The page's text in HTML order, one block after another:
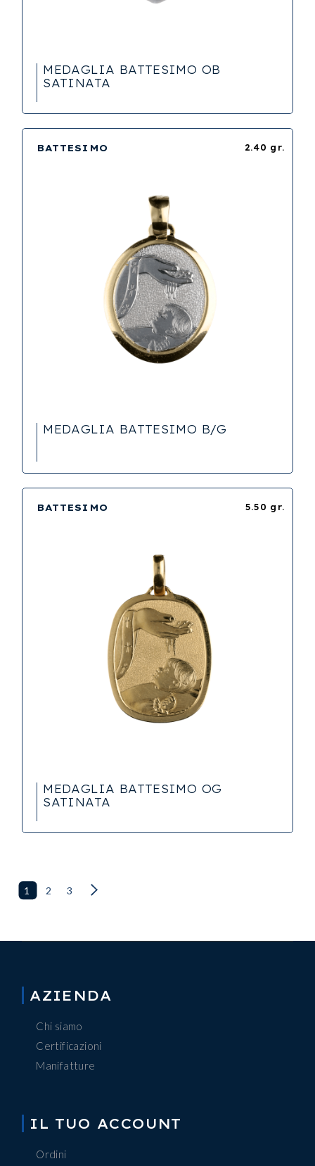
MEDAGLIA BATTESIMO OB
SATINATA
2.40 gr.
BATTESIMO
MEDAGLIA BATTESIMO B/G
5.50 gr.
BATTESIMO
MEDAGLIA BATTESIMO OG
SATINATA
1 2 3
AZIENDA
Chi siamo
Certificazioni
Manifatture
IL TUO ACCOUNT
Ordini